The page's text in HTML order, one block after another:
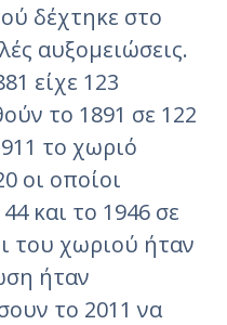
δέχτηκε στο
αυξομειώσεις.
είχε 123
το 1891 σε 122
το χωριό
οι οποίοι
και το 1946 σε
του χωριού ήταν
ήταν
το 2011 να